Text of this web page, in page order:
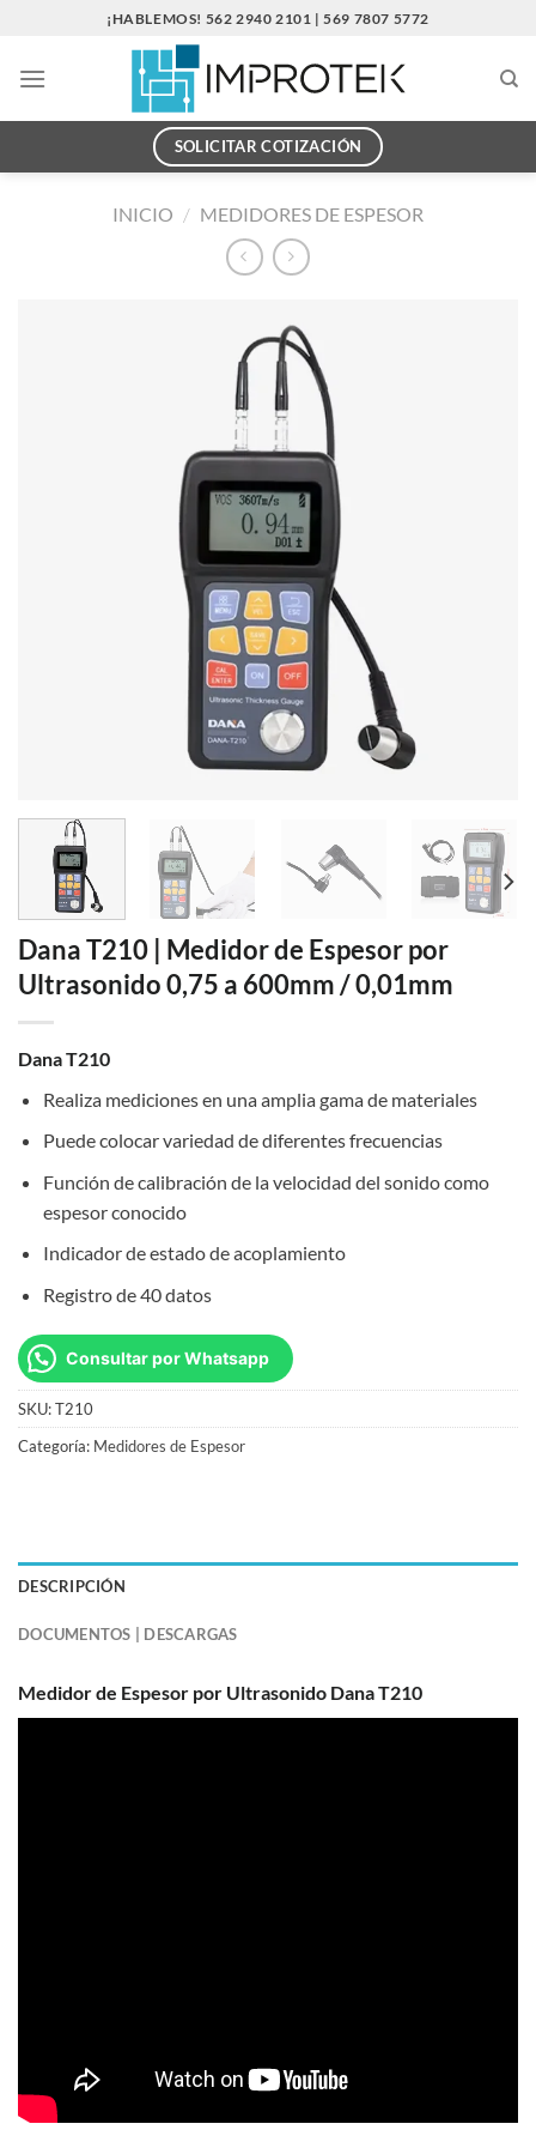
contenido
¡HABLEMOS! 562 2940 2101 | 569 7807 5772
SOLICITAR COTIZACIÓN
INICIO / MEDIDORES DE ESPESOR
Dana T210 | Medidor de Espesor por
Ultrasonido 0,75 a 600mm / 0,01mm
Dana T210
Realiza mediciones en una amplia gama de materiales
Puede colocar variedad de diferentes frecuencias
Función de calibración de la velocidad del sonido como
espesor conocido
Indicador de estado de acoplamiento
Registro de 40 datos
Consultar por Whatsapp
SKU:T210
Categoría: Medidores de Espesor
DESCRIPCIÓN
DOCUMENTOS | DESCARGAS
Medidor de Espesor por Ultrasonido Dana T210